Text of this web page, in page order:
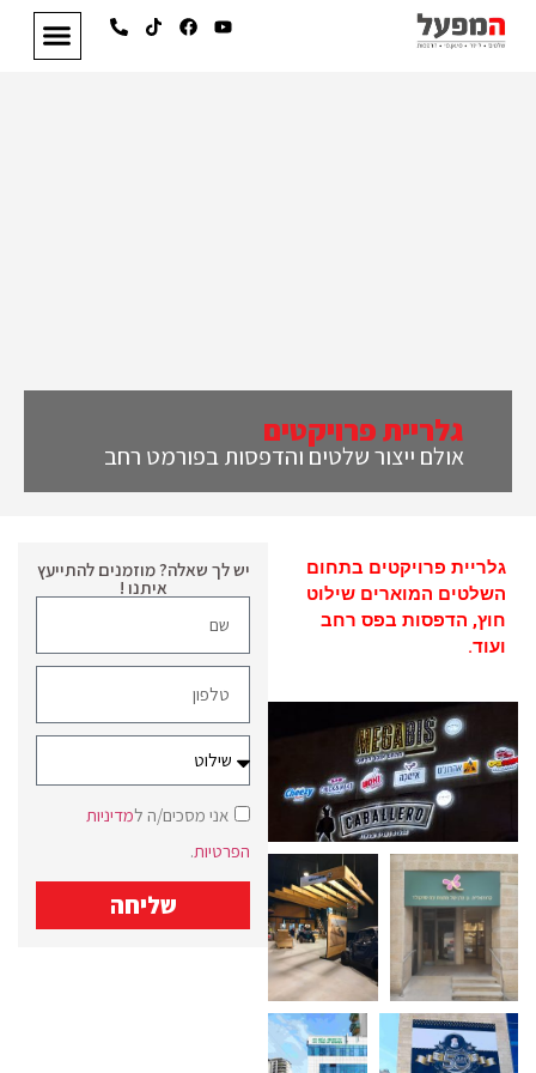
גלריית פרויקטים
אולם ייצור שלטים והדפסות בפורמט רחב
גלריית פרויקטים בתחום
השלטים המוארים שילוט
חוץ, הדפסות בפס רחב
ועוד.
יש לך שאלה? מוזמנים להתייעץ
איתנו !
אני מסכים/ה למדיניות
הפרטיות.
שליחה